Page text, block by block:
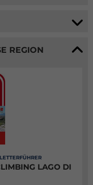
REGION
LAGO DI